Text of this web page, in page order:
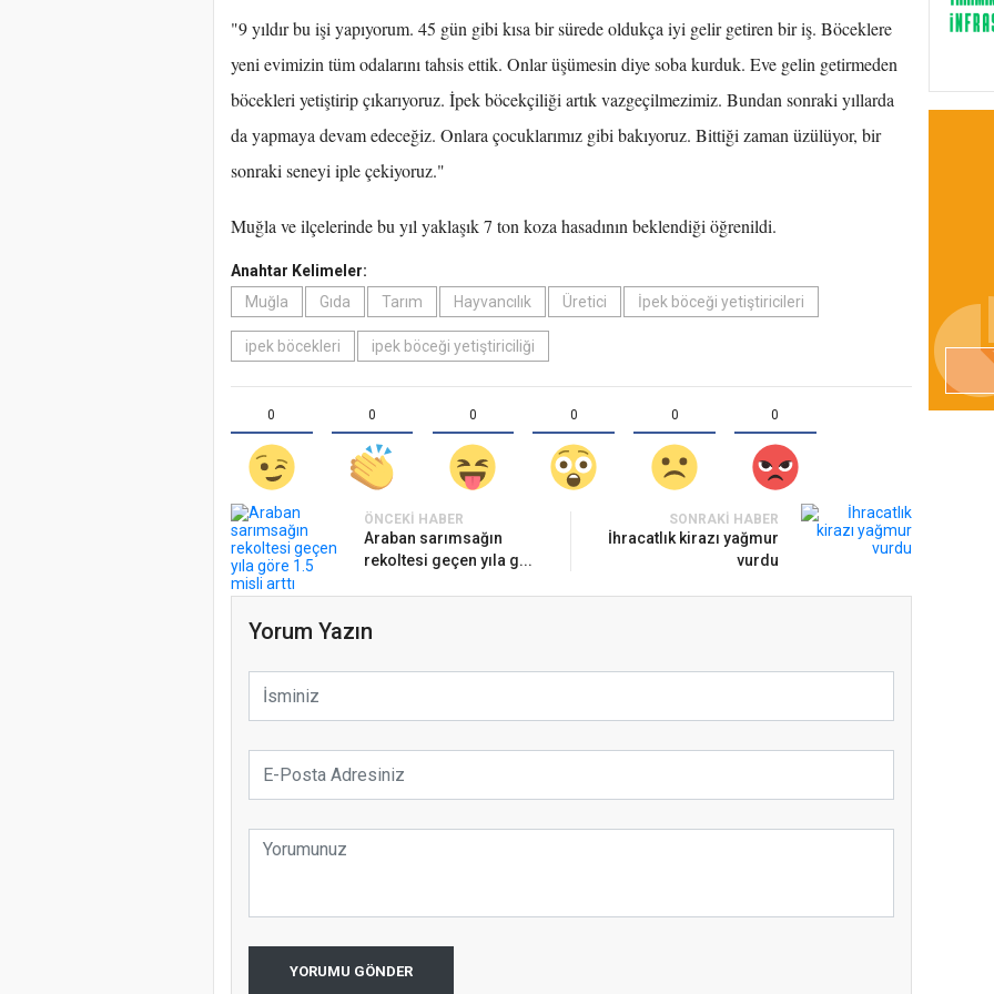
"9 yıldır bu işi yapıyorum. 45 gün gibi kısa bir sürede oldukça iyi gelir getiren bir iş. Böceklere
yeni evimizin tüm odalarını tahsis ettik. Onlar üşümesin diye soba kurduk. Eve gelin getirmeden
böcekleri yetiştirip çıkarıyoruz. İpek böcekçiliği artık vazgeçilmezimiz. Bundan sonraki yıllarda
da yapmaya devam edeceğiz. Onlara çocuklarımız gibi bakıyoruz. Bittiği zaman üzülüyor, bir
sonraki seneyi iple çekiyoruz."
Muğla ve ilçelerinde bu yıl yaklaşık 7 ton koza hasadının beklendiği öğrenildi.
Anahtar Kelimeler:
Muğla
Gıda Tarım Hayvancılık Üretici İpek böceği yetiştiricileri
ipek böcekleri ipek böceği yetiştiriciliği
0 0 0 0 0 0
ÖNCEKI HABER
Araban sarımsağın
rekoltesi geçen yıla g...
SONRAKI HABER
İhracatlık kirazı yağmur
vurdu
Yorum Yazın
YORUMU GÖNDER